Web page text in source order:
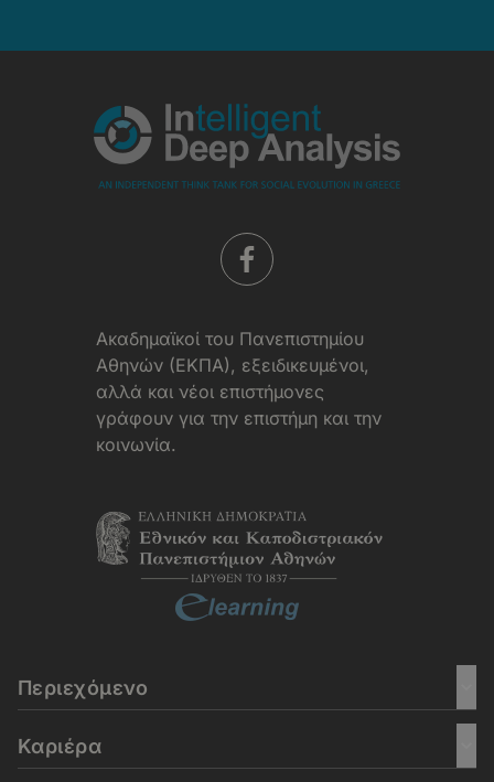
Aκαδημαϊκοί του Πανεπιστημίου
Αθηνών (ΕΚΠΑ), εξειδικευμένοι,
αλλά και νέοι επιστήμονες
γράφουν για την επιστήμη και την
κοινωνία.
Περιεχόμενο
Καριέρα